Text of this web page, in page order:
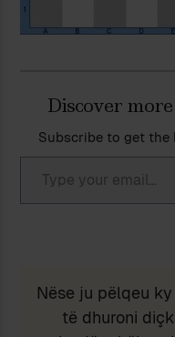
Discover
Subscribe to get the
Type your email…
Nëse ju pëlqeu
të dhuroni